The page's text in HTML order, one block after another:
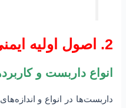
2. اصول اولیه ایمنی داربست
انواع داربست و
داربست‌ها در انواع و